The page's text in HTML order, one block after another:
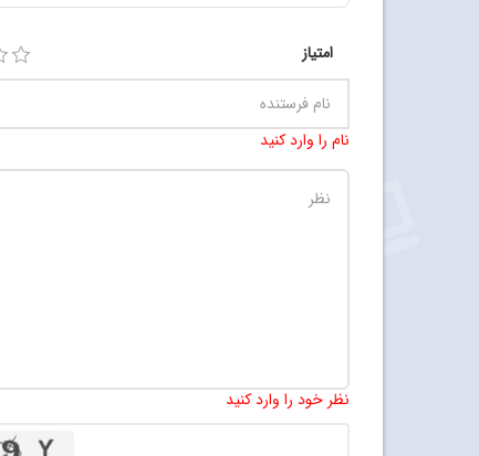
امتیاز
نام را وارد کنید
نظر خود را وارد کنید